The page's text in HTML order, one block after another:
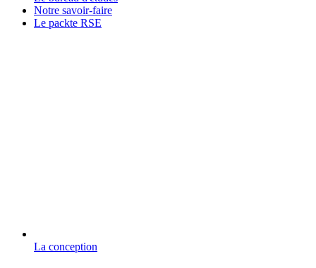
Notre savoir-faire
Le packte RSE
La conception